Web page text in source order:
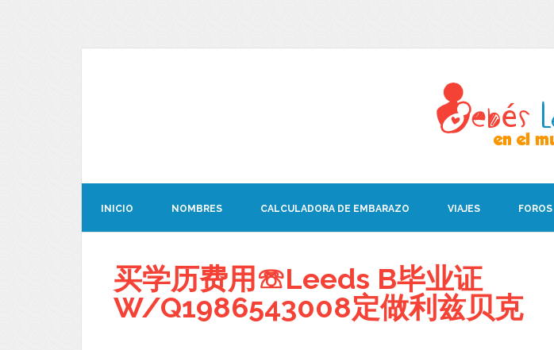
INICIO NOMBRES CALCULADORA DE EMBARAZO VIAJES FOROS
买学历费用☏Leeds B毕业证
W/Q1986543008定做利兹贝克